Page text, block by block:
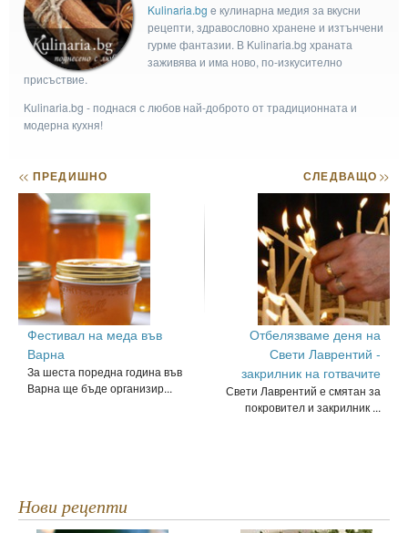
Kulinaria.bg e кулинарна медия за вкусни
рецепти, здравословно хранене и изтънчени
гурме фантазии. В Kulinaria.bg храната
заживява и има ново, по-изкусително
присъствие.
Kulinaria.bg - поднася с любов най-доброто от традиционната и
модерна кухня!
<< ПРЕДИШНО
Фестивал на меда във
Варна
За шеста поредна година във
Варна ще бъде организир...
СЛЕДВАЩО>>
Отбелязваме деня на
Свети Лаврентий -
закрилник на готвачите
Свети Лаврентий е смятан за
покровител и закрилник ...
Нови рецепти